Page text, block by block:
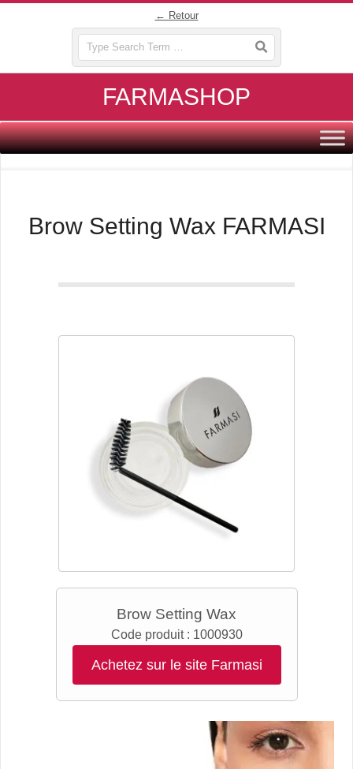
← Retour
FARMASHOP
Primary
Navigation
Brow Setting Wax FARMASI
Brow Setting Wax
Code produit : 1000930
Achetez sur le site Farmasi